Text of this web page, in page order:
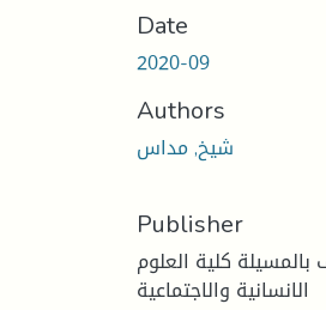
Date
2020-09
Authors
شيخ, مداس
Publisher
كلية العلوم
الانسانية والاجتماعية